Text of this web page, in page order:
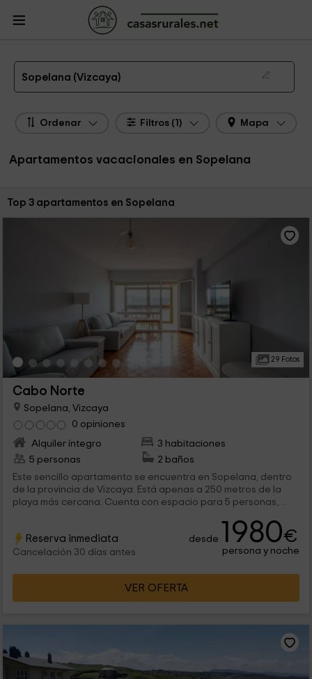
Casas Rurales
Apartamentos Vizcaya
Apartamentos Sopelana
Apartamentos de alquiler en Sopelana
Sopelana (Vizcaya)
Ordenar Filtros (1) Mapa
Apartamentos vacacionales en Sopelana
Ordenar por:
Top 3 apartamentos en Sopelana
29 Fotos
Cabo Norte
Sopelana, Vizcaya
0 opiniones
Alquiler íntegro
3 habitaciones
5 personas
2 baños
Este sencillo apartamento se encuentra en Sopelana, dentro
de la provincia de Vizcaya. Está apenas a 250 metros de la
playa más cercana. Cuenta con espacio para 5 personas,
Reserva inmediata
Cancelación 30 días antes
desde 1980€
persona y noche
VER OFERTA